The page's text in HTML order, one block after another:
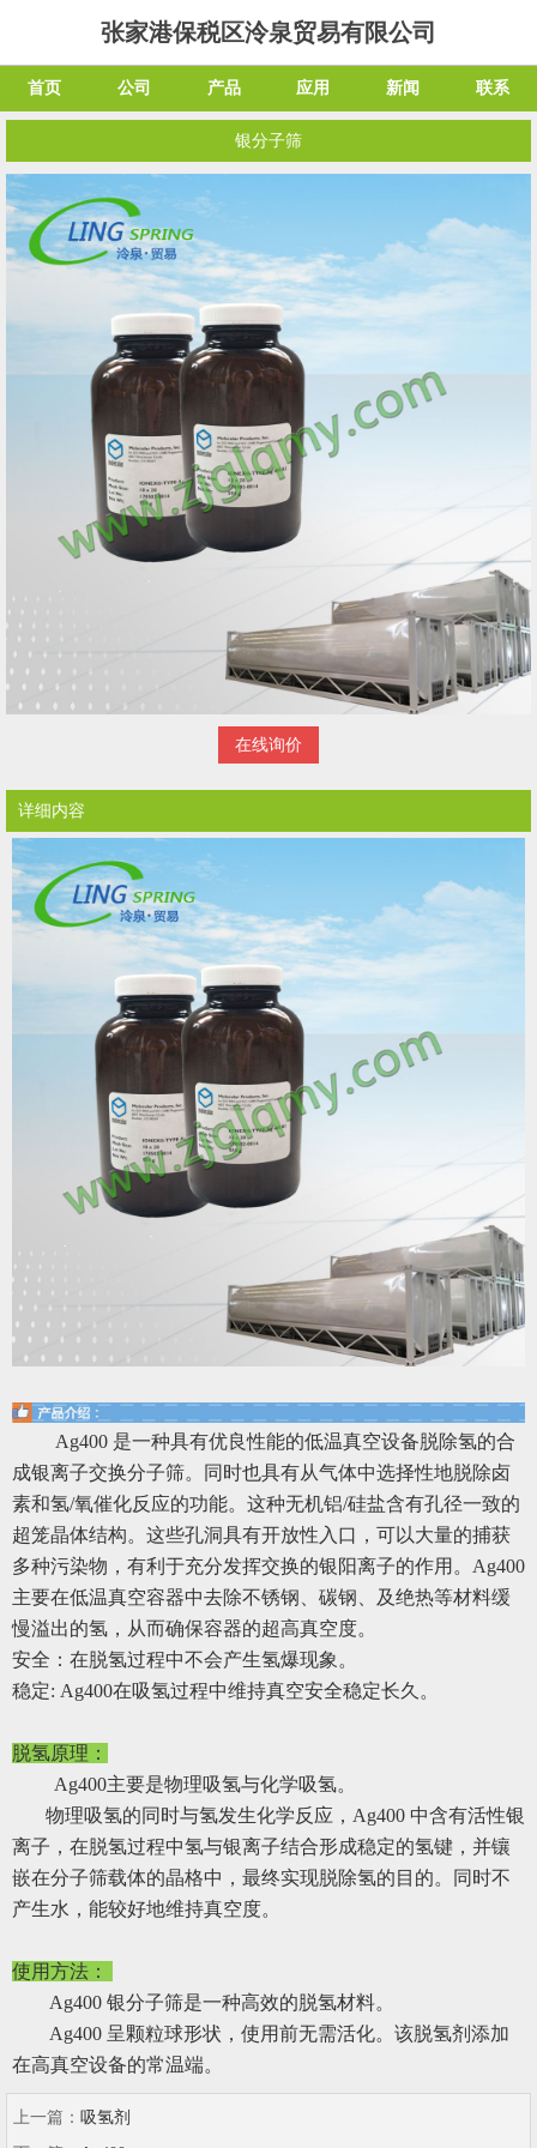
张家港保税区泠泉贸易有限公司
首页 公司 产品 应用 新闻 联系
银分子筛
在线询价
详细内容
Ag400 是一种具有优良性能的低温真空设备脱除氢的合
成银离子交换分子筛。同时也具有从气体中选择性地脱除卤
素和氢/氧催化反应的功能。这种无机铝/硅盐含有孔径一致的
超笼晶体结构。这些孔洞具有开放性入口，可以大量的捕获
多种污染物，有利于充分发挥交换的银阳离子的作用。Ag400
主要在低温真空容器中去除不锈钢、碳钢、及绝热等材料缓
慢溢出的氢，从而确保容器的超高真空度。
安全：在脱氢过程中不会产生氢爆现象。
稳定: Ag400在吸氢过程中维持真空安全稳定长久。
脱氢原理：
Ag400主要是物理吸氢与化学吸氢。
物理吸氢的同时与氢发生化学反应，Ag400 中含有活性银
离子，在脱氢过程中氢与银离子结合形成稳定的氢键，并镶
嵌在分子筛载体的晶格中，最终实现脱除氢的目的。同时不
产生水，能较好地维持真空度。
使用方法：
Ag400 银分子筛是一种高效的脱氢材料。
Ag400 呈颗粒球形状，使用前无需活化。该脱氢剂添加
在高真空设备的常温端。
上一篇： 吸氢剂